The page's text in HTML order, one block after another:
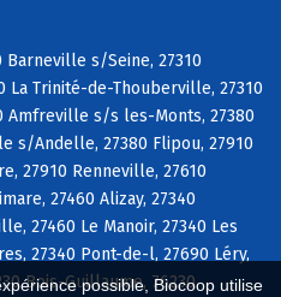
possible, Biocoop utilise
Barneville s/Seine, 27310
La Trinité-de-Thouberville, 27310
Amfreville s/s les-Monts, 27380
s/Andelle, 27380 Flipou, 27910
27910 Renneville, 27610
27460 Alizay, 27340
27460 Le Manoir, 27340 Les
27340 Pont-de-l, 27690 Léry,
Bois-Guillaume, 76230